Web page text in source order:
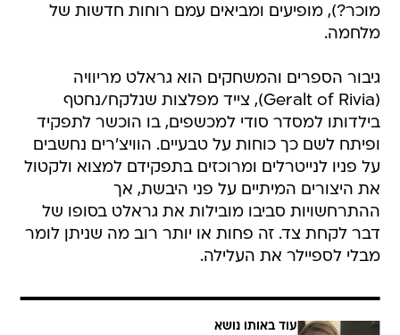
מוכר?), מופיעים ומביאים עמם רוחות חדשות של
מלחמה.
גיבור הספרים והמשחקים הוא גראלט מריוויה
(Geralt of Rivia), צייד מפלצות שנלקח/נחטף
בילדותו למסדר סודי למכשפים, בו הוכשר לתפקיד
ופיתח לשם כך כוחות על טבעיים. הוויצ'רים נחשבים
על פניו לנייטרלים ומרוכזים בתפקידם למצוא ולקטול
את היצורים המיתיים על פני היבשת, אך
ההתרחשויות סביבו מובילות את גראלט בסופו של
דבר לקחת צד. זה פחות או יותר רוב מה שניתן לומר
מבלי לספיילר את העלילה.
עוד באותו נושא